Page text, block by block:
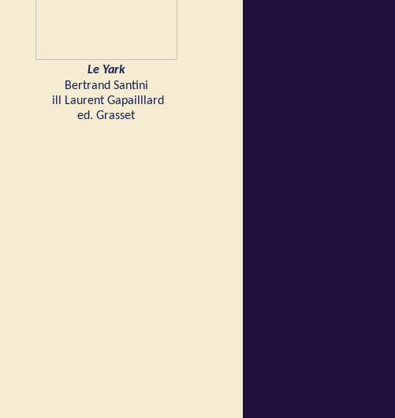
Le Yark
Bertrand Santini
ill Laurent Gapailllard
ed. Grasset